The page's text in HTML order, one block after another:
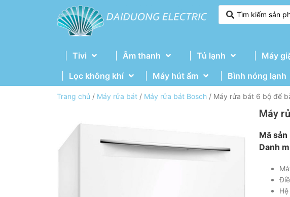
Tivi Âm thanh Tủ lạnh Máy
Lọc không khí
Máy hút ẩm Bình nóng lạnh
Trang chủ / Máy rửa bát / Máy rửa bát Bosch / Máy rửa bát 6 bộ để
Máy
Mã sản
Danh